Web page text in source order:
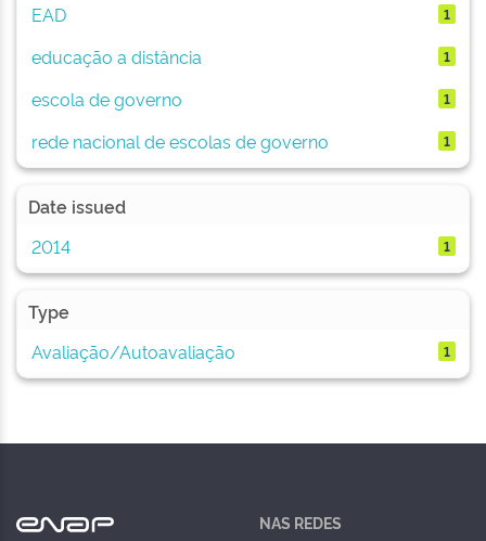
EAD 1
educação a distância 1
escola de governo 1
rede nacional de escolas de governo 1
Date issued
2014
1
Type
Avaliação/Autoavaliação
1
NAS REDES